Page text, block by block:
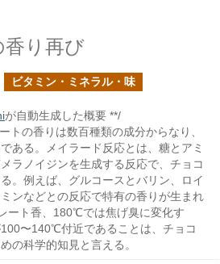
り再び
ビタミン・ミネラル・味
が自動生成した概要 **/
トの香りは数百種類の成分からなり、
ある。メイラード反応とは、糖とアミ
ラノイジンを生成する反応で、チョコ
。例えば、グルコースとバリン、ロイ
ンなどとの反応で特有の香りが生まれ
ート香、180℃では焦げ臭に変化す
〜140℃付近であることは、チョコ
の科学的知見と言える。